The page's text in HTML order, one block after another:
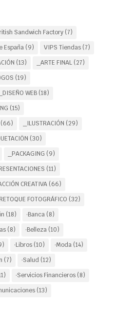
Sandwich Factory(7)
España(9) VIPS Tiendas(7)
(13) _ARTE FINAL(27)
(19)
_DISEÑO WEB(18)
(15)
_ILUSTRACIÓN (29)
(30)
_PACKAGING (9)
(11)
CREATIVA(66)
FOTOGRÁFICO (32)
(18) ·Banca(8)
(8) ·Belleza(10)
·Libros(10) ·Moda(14)
(7) ·Salud (12)
·Servicios Financieros(8)
(13)